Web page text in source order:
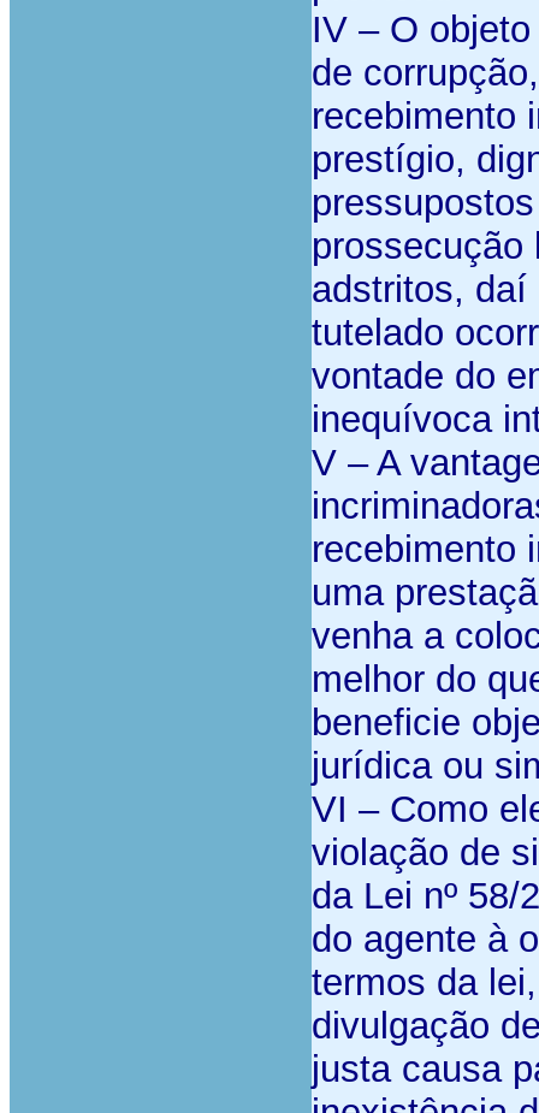
IV – O
de
recebimento
prestígio,
prossecução
adstritos, daí
tutelado
vontade do
inequívoca
V – A
recebimento
uma
venha a
melhor do
beneficie
jurídica ou
VI – Como
violação de
da Lei nº
do agente à
termos da
divulgação
justa causa